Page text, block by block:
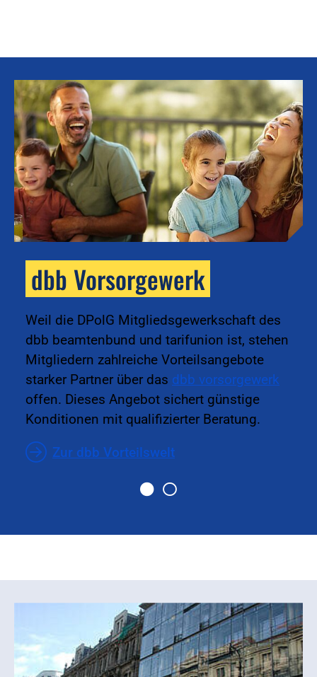
dbb Vorsorgewerk
Weil die DPolG Mitgliedsgewerkschaft des
dbb beamtenbund und tarifunion ist, stehen
Mitgliedern zahlreiche Vorteilsangebote
starker Partner über das dbb vorsorgewerk
offen. Dieses Angebot sichert günstige
Konditionen mit qualifizierter Beratung.
Zur dbb Vorteilswelt